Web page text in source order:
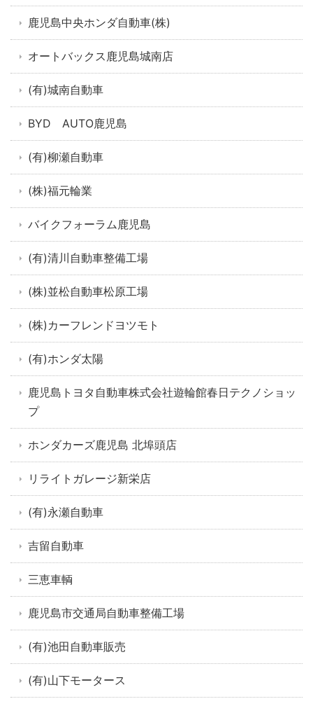
鹿児島中央ホンダ自動車(株)
オートバックス鹿児島城南店
(有)城南自動車
BYD AUTO鹿児島
(有)柳瀬自動車
(株)福元輪業
バイクフォーラム鹿児島
(有)清川自動車整備工場
(株)並松自動車松原工場
(株)カーフレンドヨツモト
(有)ホンダ太陽
鹿児島トヨタ自動車株式会社遊輪館春日テクノショッ
プ
ホンダカーズ鹿児島 北埠頭店
リライトガレージ新栄店
(有)永瀬自動車
吉留自動車
三恵車輌
鹿児島市交通局自動車整備工場
(有)池田自動車販売
(有)山下モータース